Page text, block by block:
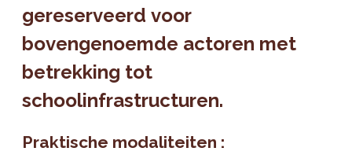
gereserveerd voor
bovengenoemde actoren met
betrekking tot
schoolinfrastructuren.
Praktische modaliteiten :